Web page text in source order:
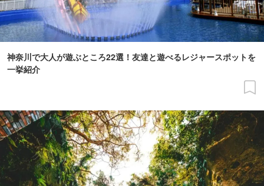
神奈川で大人が遊ぶところ22選！友達と遊べるレジャースポットを
一挙紹介